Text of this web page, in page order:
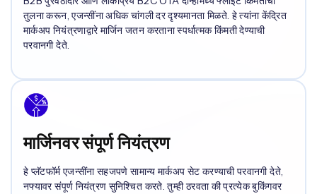
तुलना करून, एजन्सींना अधिक चांगली दर दृश्यमानता मिळते. हे त्यांना केंद्रित
मार्कअप नियंत्रणाद्वारे मार्जिन जतन करताना स्पर्धात्मक किंमती देण्याची
परवानगी देते.
मार्जिनवर संपूर्ण नियंत्रण
हे प्लॅटफॉर्म एजन्सींना सहजपणे सामान्य मार्कअप सेट करण्याची परवानगी देते,
नफ्यावर संपूर्ण नियंत्रण सुनिश्चित करते. तुम्ही ठरवता की प्रत्येक बुकिंगवर